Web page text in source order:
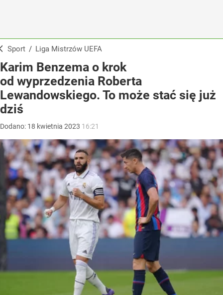
Sport / Liga Mistrzów UEFA
Karim Benzema o krok
od wyprzedzenia Roberta
Lewandowskiego. To może stać się już
dziś
Dodano: 18 kwietnia 2023 16:21